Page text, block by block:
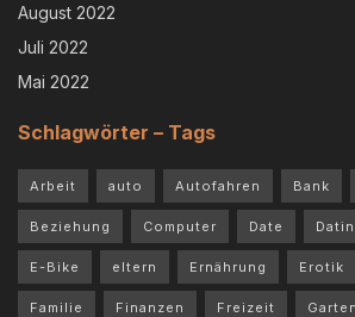
August 2022
Juli 2022
Mai 2022
Schlagwörter – Tags
Arbeit auto Autofahren Bank
Beziehung Computer Date
E-Bike eltern Ernährung Erotik
Familie Finanzen Freizeit Garten